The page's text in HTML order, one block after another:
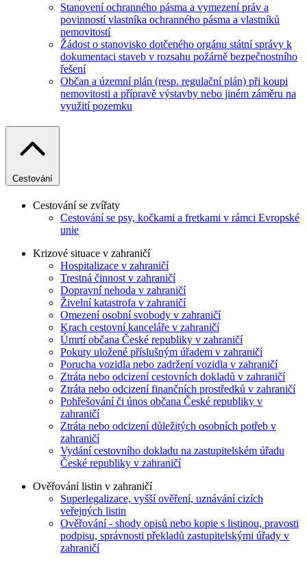
Stanovení ochranného pásma a vymezení práv a
povinností vlastníka ochranného pásma a vlastníků
nemovitostí
Žádost o stanovisko dotčeného orgánu státní správy k
dokumentaci staveb v rozsahu požárně bezpečnostního
řešení
Občan a územní plán (resp. regulační plán) při koupi
nemovitosti a přípravě výstavby nebo jiném záměru na
využití pozemku
Cestování
Cestování se zvířaty
Cestování se psy, kočkami a fretkami v rámci Evropské
unie
Krizové situace v zahraničí
Hospitalizace v zahraničí
Trestná činnost v zahraničí
Dopravní nehoda v zahraničí
Živelní katastrofa v zahraničí
Omezení osobní svobody v zahraničí
Krach cestovní kanceláře v zahraničí
Úmrtí občana České republiky v zahraničí
Pokuty uložené příslušným úřadem v zahraničí
Porucha vozidla nebo zadržení vozidla v zahraničí
Ztráta nebo odcizení cestovních dokladů v zahraničí
Ztráta nebo odcizení finančních prostředků v zahraničí
Pohřešování či únos občana České republiky v
zahraničí
Ztráta nebo odcizení důležitých osobních potřeb v
zahraničí
Vydání cestovního dokladu na zastupitelském úřadu
České republiky v zahraničí
Ověřování listin v zahraničí
Superlegalizace, vyšší ověření, uznávání cizích
veřejných listin
Ověřování - shody opisů nebo kopie s listinou, pravosti
podpisu, správnosti překladů zastupitelskými úřady v
zahraničí